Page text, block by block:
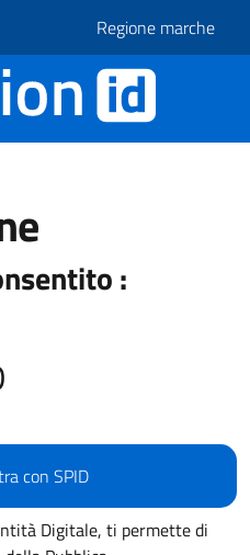
Regione marche
:
con SPID
Digitale, ti permette di